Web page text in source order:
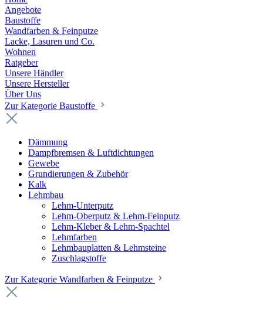
Angebote
Baustoffe
Wandfarben & Feinputze
Lacke, Lasuren und Co.
Wohnen
Ratgeber
Unsere Händler
Unsere Hersteller
Über Uns
Zur Kategorie Baustoffe
Dämmung
Dampfbremsen & Luftdichtungen
Gewebe
Grundierungen & Zubehör
Kalk
Lehmbau
Lehm-Unterputz
Lehm-Oberputz & Lehm-Feinputz
Lehm-Kleber & Lehm-Spachtel
Lehmfarben
Lehmbauplatten & Lehmsteine
Zuschlagstoffe
Zur Kategorie Wandfarben & Feinputze